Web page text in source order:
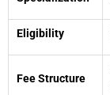
Eligibility
Fee Structure